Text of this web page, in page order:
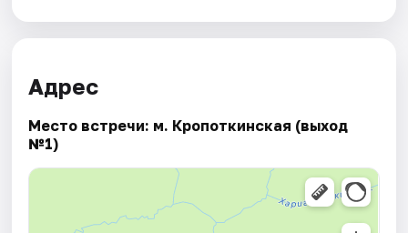
Адрес
Место встречи: м. Кропоткинская (выход
№1)